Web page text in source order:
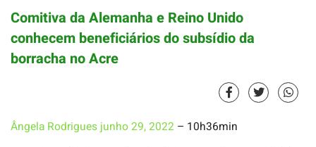
Comitiva da Alemanha e Reino Unido
conhecem beneficiários do subsídio da
borracha no Acre
Ângela Rodrigues junho 29, 2022 – 10h36min